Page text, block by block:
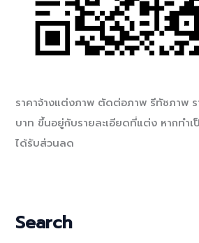
ราคาจ้างแต่งภาพ ตัดต่อภาพ รีทัชภาพ
บาท ขึ้นอยู่กับรายละเอียดที่แต่ง หากทำเ
ได้รับส่วนลด
Search